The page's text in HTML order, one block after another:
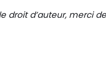
d’auteur, merci